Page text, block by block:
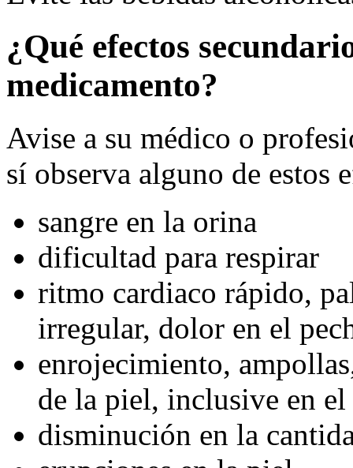
¿Qué efectos
medicamento?
Avise a su médico o
sí observa alguno de estos
sangre en la orina
dificultad para respirar
ritmo cardiaco rápido,
irregular, dolor en el
enrojecimiento,
de la piel, inclusive en
disminución en la